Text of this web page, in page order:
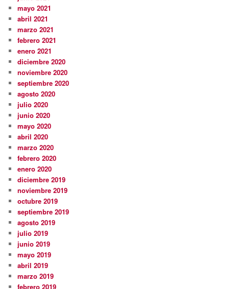
mayo 2021
abril 2021
marzo 2021
febrero 2021
enero 2021
diciembre 2020
noviembre 2020
septiembre 2020
agosto 2020
julio 2020
junio 2020
mayo 2020
abril 2020
marzo 2020
febrero 2020
enero 2020
diciembre 2019
noviembre 2019
octubre 2019
septiembre 2019
agosto 2019
julio 2019
junio 2019
mayo 2019
abril 2019
marzo 2019
febrero 2019